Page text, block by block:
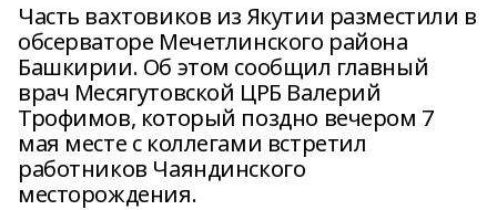
Часть вахтовиков из Якутии разместили в
обсерваторе Мечетлинского района
Башкирии. Об этом сообщил главный
врач Месягутовской ЦРБ Валерий
Трофимов, который поздно вечером 7
мая месте с коллегами встретил
работников Чаяндинского
месторождения.